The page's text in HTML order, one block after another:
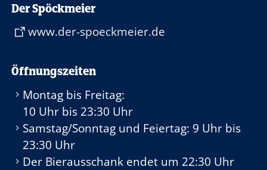
Der Spöckmeier
www.der-spoeckmeier.de
Öffnungszeiten
Montag bis Freitag:
10 Uhr bis 23:30 Uhr
Samstag/Sonntag und Feiertag: 9 Uhr bis
23:30 Uhr
Der Bierausschank endet um 22:30 Uhr